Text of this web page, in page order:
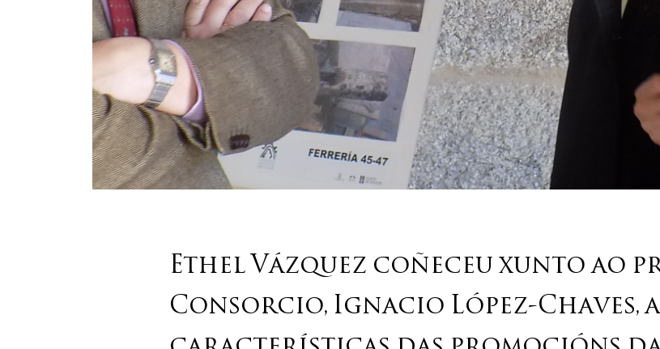
Ethel Vázquez coñeceu xunto ao
Consorcio, Ignacio López-Chaves,